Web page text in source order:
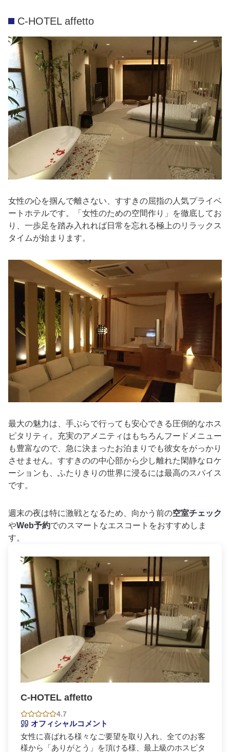
C-HOTEL affetto
女性の心を掴んで離さない、すすきの屈指の人気プライベ
ートホテルです。「女性のための空間作り」を徹底してお
り、一歩足を踏み入れれば日常を忘れる極上のリラックス
タイムが始まります。
最大の魅力は、手ぶらで行っても安心できる圧倒的なホス
ピタリティ。充実のアメニティはもちろんフードメニュー
も豊富なので、急に決まったお泊まりでも彼女をがっかり
させません。すすきのの中心部から少し離れた閑静なロケ
ーションも、ふたりきりの世界に浸るには最高のスパイス
です。
週末の夜は特に激戦となるため、向かう前の空室チェック
やWeb予約でのスマートなエスコートをおすすめしま
す。
C-HOTEL affetto
4.7
オフィシャルコメント
女性に喜ばれる様々なご要望を取り入れ、全てのお客
様から「ありがとう」を頂ける様、最上級のホスピタ